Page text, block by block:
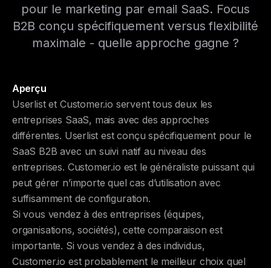
pour le marketing par email SaaS. Focus
B2B conçu spécifiquement versus flexibilité
maximale - quelle approche gagne ?
Aperçu
Userlist et Customer.io servent tous deux les
entreprises SaaS, mais avec des approches
différentes. Userlist est conçu spécifiquement pour le
SaaS B2B avec un suivi natif au niveau des
entreprises. Customer.io est le généraliste puissant qui
peut gérer n’importe quel cas d’utilisation avec
suffisamment de configuration.
Si vous vendez à des entreprises (équipes,
organisations, sociétés), cette comparaison est
importante. Si vous vendez à des individus,
Customer.io est probablement le meilleur choix quel